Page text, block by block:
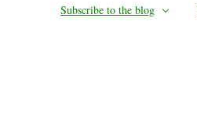
Subscribe to the blog